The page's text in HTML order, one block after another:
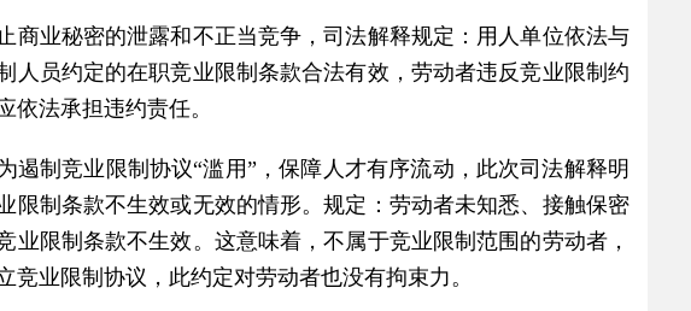
商业秘密的泄露和不正当竞争，司法解释规定：用人单位依法与
人员约定的在职竞业限制条款合法有效，劳动者违反竞业限制约
依法承担违约责任。
遏制竞业限制协议“滥用”，保障人才有序流动，此次司法解释明
限制条款不生效或无效的情形。规定：劳动者未知悉、接触保密
业限制条款不生效。这意味着，不属于竞业限制范围的劳动者，
竞业限制协议，此约定对劳动者也没有拘束力。